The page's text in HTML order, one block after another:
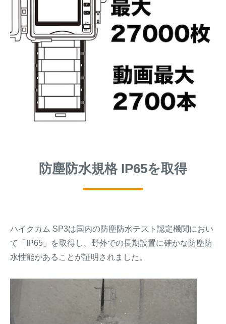
防塵防水規格 IP65を取得
ハイクカム SP3は国内の防塵防水テスト認定機関におい
て「IP65」を取得し、野外での長期設置に確かな防塵防
水性能があることが証明されました。